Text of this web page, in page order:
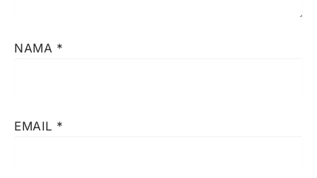
NAMA *
EMAIL *